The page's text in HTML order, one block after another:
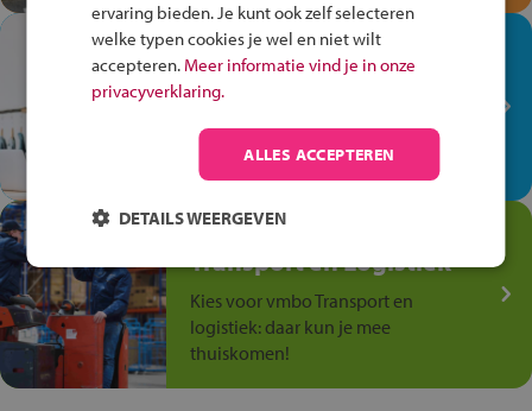
In de winkel ben je op je
plek!
op de winkelvloer, waar elke dag
anders is!
Jouw talent in de
Transport en Logistiek
Kies voor vmbo Transport en
logistiek: daar kun je mee
thuiskomen!
ervaring bieden. Je kunt ook zelf selecteren
welke typen cookies je wel en niet wilt
accepteren. Meer informatie vind je in onze
privacyverklaring.
ALLES ACCEPTEREN
DETAILS WEERGEVEN